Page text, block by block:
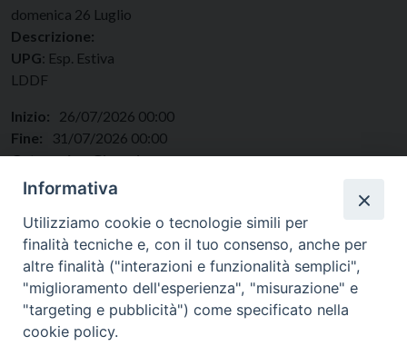
domenica 26 Luglio
Descrizione:
UPG: Esp. Estiva
LDDF
Inizio:
26/07/2026 00:00
Fine:
31/07/2026 00:00
Categorie: Giovani
Regione: Lazio
Informativa
Utilizziamo cookie o tecnologie simili per
finalità tecniche e, con il tuo consenso, anche per
altre finalità ("interazioni e funzionalità semplici",
"miglioramento dell'esperienza", "misurazione" e
"targeting e pubblicità") come specificato nella
cookie policy.